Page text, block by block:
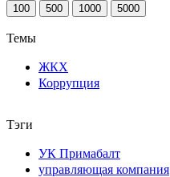
100 500 1000 5000
Темы
ЖКХ
Коррупция
Тэги
УК Примабалт
управляющая компания